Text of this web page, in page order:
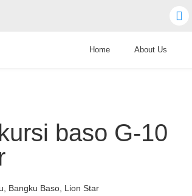
Home About Us
baso G-10
Bangku Baso Lion Star